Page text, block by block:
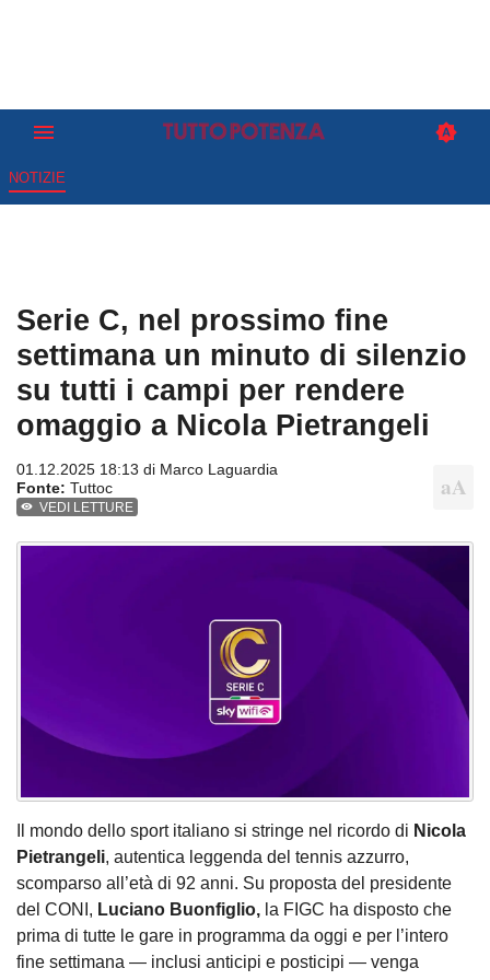
NOTIZIE
Serie C, nel prossimo fine
settimana un minuto di silenzio
su tutti i campi per rendere
omaggio a Nicola Pietrangeli
01.12.2025 18:13 di Marco Laguardia
Fonte: Tuttoc
VEDI LETTURE
Il mondo dello sport italiano si stringe nel ricordo di Nicola
Pietrangeli, autentica leggenda del tennis azzurro,
scomparso all’età di 92 anni. Su proposta del presidente
del CONI, Luciano Buonfiglio, la FIGC ha disposto che
prima di tutte le gare in programma da oggi e per l’intero
fine settimana — inclusi anticipi e posticipi — venga